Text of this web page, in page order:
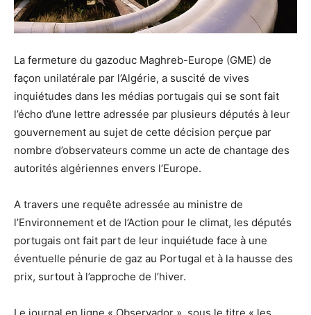
La fermeture du gazoduc Maghreb-Europe (GME) de
façon unilatérale par l’Algérie, a suscité de vives
inquiétudes dans les médias portugais qui se sont fait
l’écho d’une lettre adressée par plusieurs députés à leur
gouvernement au sujet de cette décision perçue par
nombre d’observateurs comme un acte de chantage des
autorités algériennes envers l’Europe.
A travers une requête adressée au ministre de
l’Environnement et de l’Action pour le climat, les députés
portugais ont fait part de leur inquiétude face à une
éventuelle pénurie de gaz au Portugal et à la hausse des
prix, surtout à l’approche de l’hiver.